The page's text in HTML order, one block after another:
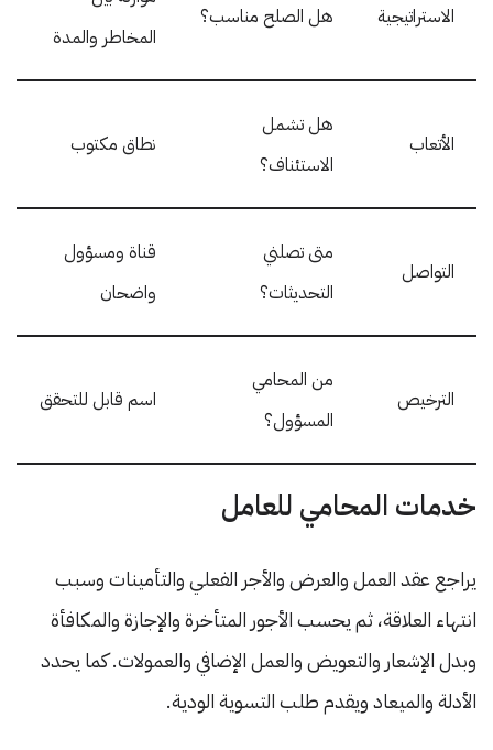
الاستراتيجية هل الصلح مناسب؟
المخاطر والمدة
الأتعاب
هل تشمل
الاستئناف؟
نطاق مكتوب
التواصل
متى تصلني
التحديثات؟
قناة ومسؤول
واضحان
الترخيص
من المحامي
المسؤول؟
اسم قابل للتحقق
خدمات المحامي للعامل
يراجع عقد العمل والعرض والأجر الفعلي والتأمينات وسبب
انتهاء العلاقة، ثم يحسب الأجور المتأخرة والإجازة والمكافأة
وبدل الإشعار والتعويض والعمل الإضافي والعمولات. كما يحدد
الأدلة والميعاد ويقدم طلب التسوية الودية.